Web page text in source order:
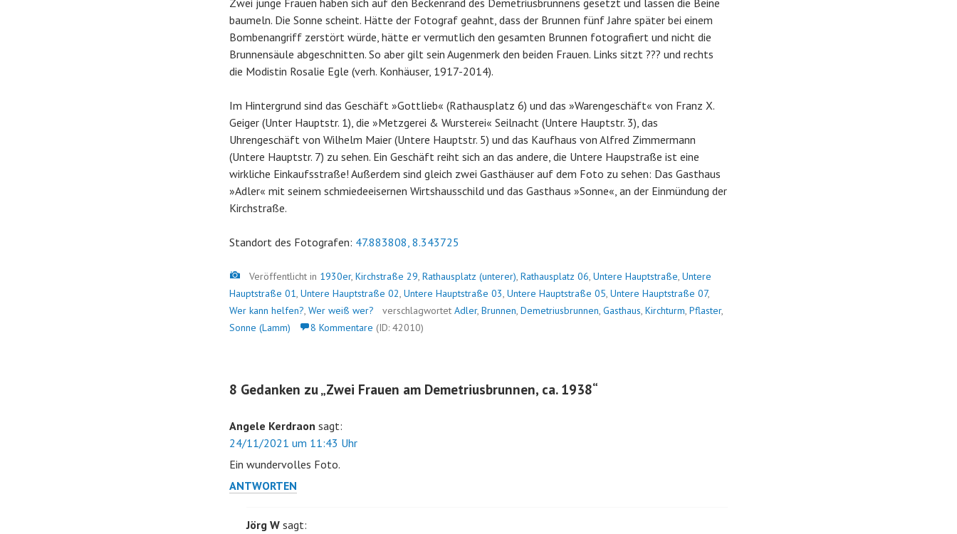
Zwei junge Frauen haben sich auf den Beckenrand des Demetriusbrunnens gesetzt und lassen die Beine
baumeln. Die Sonne scheint. Hätte der Fotograf geahnt, dass der Brunnen fünf Jahre später bei einem
Bombenangriff zerstört würde, hätte er vermutlich den gesamten Brunnen fotografiert und nicht die
Brunnensäule abgeschnitten. So aber gilt sein Augenmerk den beiden Frauen. Links sitzt ??? und rechts
die Modistin Rosalie Egle (verh. Konhäuser, 1917-2014).
Im Hintergrund sind das Geschäft »Gottlieb« (Rathausplatz 6) und das »Warengeschäft« von Franz X.
Geiger (Unter Hauptstr. 1), die »Metzgerei & Wursterei« Seilnacht (Untere Hauptstr. 3), das
Uhrengeschäft von Wilhelm Maier (Untere Hauptstr. 5) und das Kaufhaus von Alfred Zimmermann
(Untere Hauptstr. 7) zu sehen. Ein Geschäft reiht sich an das andere, die Untere Haupstraße ist eine
wirkliche Einkaufsstraße! Außerdem sind gleich zwei Gasthäuser auf dem Foto zu sehen: Das Gasthaus
»Adler« mit seinem schmiedeeisernen Wirtshausschild und das Gasthaus »Sonne«, an der Einmündung der
Kirchstraße.
Standort des Fotografen: 47.883808, 8.343725
Bild
Veröffentlicht in 1930er, Kirchstraße 29, Rathausplatz (unterer), Rathausplatz 06, Untere Hauptstraße, Untere
Hauptstraße 01, Untere Hauptstraße 02, Untere Hauptstraße 03, Untere Hauptstraße 05, Untere Hauptstraße 07,
Wer kann helfen?, Wer weiß wer? verschlagwortet Adler, Brunnen, Demetriusbrunnen, Gasthaus, Kirchturm, Pflaster,
Sonne (Lamm)
8 Kommentare (ID: 42010)
8 Gedanken zu „Zwei Frauen am Demetriusbrunnen, ca. 1938“
Angele Kerdraon sagt:
24/11/2021 um 11:43 Uhr
Ein wundervolles Foto.
ANTWORTEN
Jörg W sagt: